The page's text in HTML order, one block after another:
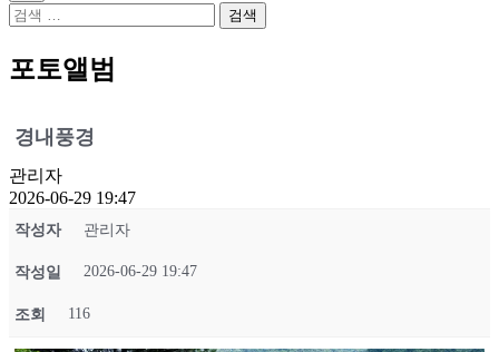
검
어:
포토앨범
경내풍경
관리자
2026-06-29 19:47
작성자 관리자
작성일 2026-06-29 19:47
조회 116